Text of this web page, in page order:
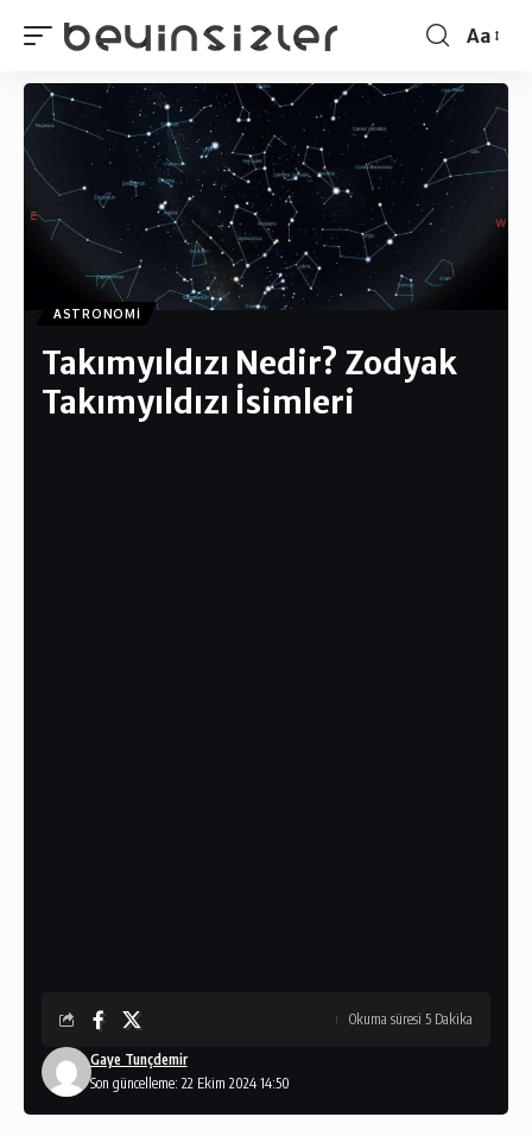
Aa
ASTRONOMI
Takımyıldızı Nedir? Zodyak
Takımyıldızı İsimleri
Son güncelleme: 22 Ekim 2024 14:50
Gaye Tunçdemir
Okuma süresi 5 Dakika